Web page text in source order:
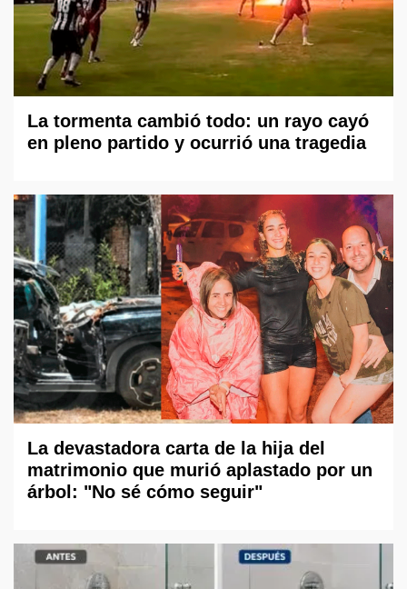
La tormenta cambió todo: un rayo cayó
en pleno partido y ocurrió una tragedia
La devastadora carta de la hija del
matrimonio que murió aplastado por un
árbol: "No sé cómo seguir"